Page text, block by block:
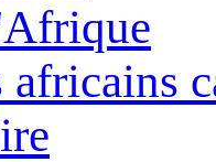
africains